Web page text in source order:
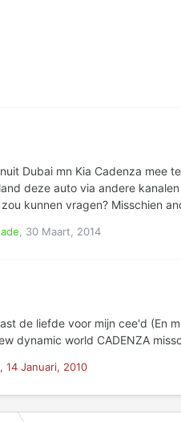
via andere kanalen in heeft gevoerd
30 Maart, 2014
mijn cee'd (En mijn gezin) ook een liefde voor
14 Januari, 2010